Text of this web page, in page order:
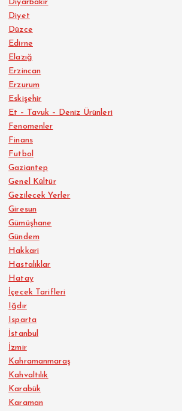
Diyarbakır
Diyet
Düzce
Edirne
Elazığ
Erzincan
Erzurum
Eskişehir
Et – Tavuk – Deniz Ürünleri
Fenomenler
Finans
Futbol
Gaziantep
Genel Kültür
Gezilecek Yerler
Giresun
Gümüşhane
Gündem
Hakkari
Hastalıklar
Hatay
İçecek Tarifleri
Iğdır
Isparta
İstanbul
İzmir
Kahramanmaraş
Kahvaltılık
Karabük
Karaman